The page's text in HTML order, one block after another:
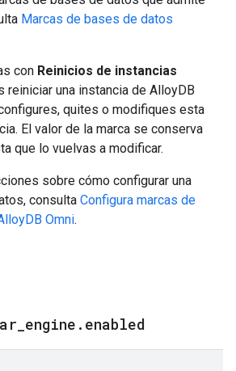
Marcas de bases de datos
con Reinicios de instancias
reiniciar una instancia de AlloyDB
quites o modifiques esta
El valor de la marca se conserva
que lo vuelvas a modificar.
sobre cómo configurar una
consulta Configura marcas de
Omni.
engine . enabled